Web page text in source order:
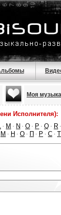
Моя музыка
Исполнителя):
· M · N · O · P · Q · R ·
М · Н · О · П · Р · С · Т